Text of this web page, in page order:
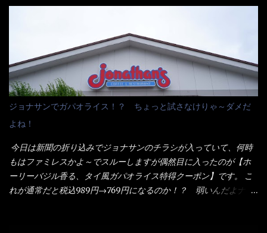
け、韮の葉の部分をドサッと乗せて調味油を入れて完成です。 ど
うでしょう？ 見た目 Goodデザイン賞じゃない！？ 笑 マルタ
イのHPを見ると・・・（引用） めんは、ノンフライ・ノンスチー
ム製法で仕上げた、生めんに近い風味のストレートめんです。 豚
の旨味に数種類の唐辛子、ニンニクを加えた辛さとコクが凝縮さ
れた醤油ベースのスープです。 調味油に赤ラー油とごま油を使用
することに風味と辛さを引き立たせています。 調味油をスープ
全体に馴染ませるために、箸で麺と具を持ち上げて・・・ ええや
ないかぁ～ モヤシが黒豆モヤシだから細身で熱を加えてもへた
りづらい！（緑豆モヤシだと太くて熱加えるとダラーっとなるん
だよ） それに細ストレート麺とモヤシが良いバランスで・・・
韮の緑と卵の黄色も相まって・・・映える...
ブン皿で焼いて、大凡の目安で小分けにしているようで、パック
をよーく見たら表面のチーズの乗り具合に結構な差が出てい
た・・・チーズに焦げ目が付いているのを、しっかり確認し買う
ことをオススメします。（取り分け量にも若干有り差がでてるだ
ろう） 早速タバスコを振りかけて食べてみると・・・結構美味し
いよ！ 久しぶりだな～ホワイトソースとマカロニの絡まった食
感・・・懐かしい～ 今回ダイソーのカレー用のスプーンを使って
みたら、これが凄くうまくすくえるんだよねぇ～（このスプーン
当たりだね） 今回新作のグラタンを頂きましたが、まずまずの美
味しさとダイソーのカレースプーンの。すくい上げ力の良さを再
度認識できました。
ジョナサンでガパオライス！？ ちょっと試さなけりゃ～ダメだ
よね！
今日は新聞の折り込みでジョナサンのチラシが入っていて、何時
もはファミレスかよ～でスルーしますが偶然目に入ったのが【ホ
ーリーバジル香る、タイ風ガパオライス特得クーポン】です。 こ
れが通常だと税込989円→769円になるのか！？ 弱いんだよナァ